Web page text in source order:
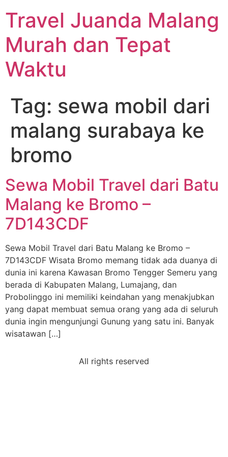
Travel Juanda Malang
Murah dan Tepat
Waktu
Tag: sewa mobil dari
malang surabaya ke
bromo
Sewa Mobil Travel dari Batu
Malang ke Bromo –
7D143CDF
Sewa Mobil Travel dari Batu Malang ke Bromo –
7D143CDF Wisata Bromo memang tidak ada duanya di
dunia ini karena Kawasan Bromo Tengger Semeru yang
berada di Kabupaten Malang, Lumajang, dan
Probolinggo ini memiliki keindahan yang menakjubkan
yang dapat membuat semua orang yang ada di seluruh
dunia ingin mengunjungi Gunung yang satu ini. Banyak
wisatawan […]
All rights reserved